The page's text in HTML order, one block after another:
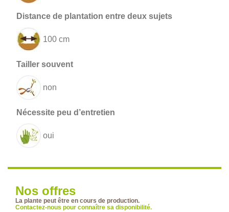
100 cm
non
oui
Nos offres
La plante peut être en cours de production.
Contactez-nous pour connaître sa disponibilité.